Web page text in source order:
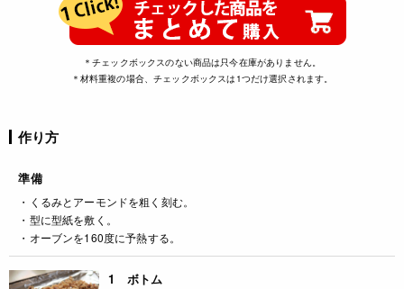
＊チェックボックスのない商品は只今在庫がありません。
＊材料重複の場合、チェックボックスは1つだけ選択されます。
作り方
準備
・くるみとアーモンドを粗く刻む。
・型に型紙を敷く。
・オーブンを160度に予熱する。
1 ボトム